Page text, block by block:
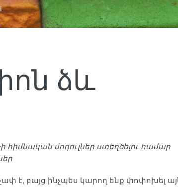
ձև
ի հիմնական մոդուլներ ստեղծելու համար
բայց ինչպես կարող ենք փոփոխել